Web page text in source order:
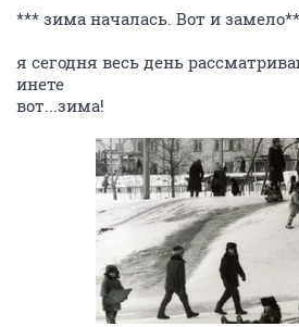
*** зима началась. Вот и
я сегодня весь день
инете
вот...зима!